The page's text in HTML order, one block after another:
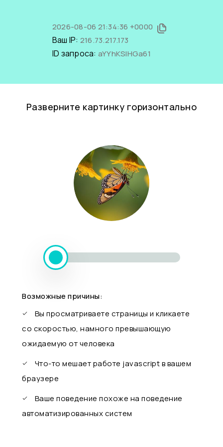
2026-08-06 21:34:36 +0000
Ваш IP: 216.73.217.173
ID запроса: aYYhKSlHGa61
Разверните картинку горизонтально
Возможные причины:
Вы просматриваете страницы и кликаете
со скоростью, намного превышающую
ожидаемую от человека
Что-то мешает работе javascript в вашем
браузере
Ваше поведение похоже на поведение
автоматизированных систем